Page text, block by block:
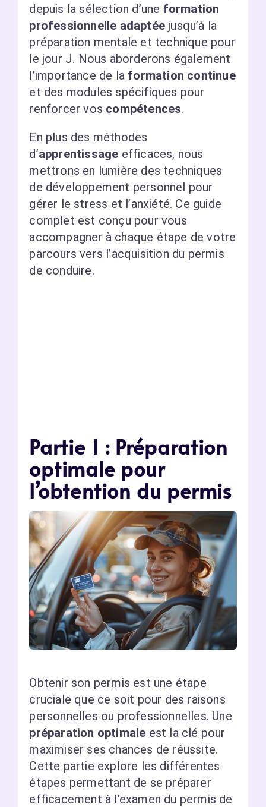
depuis la sélection d’une formation
professionnelle adaptée jusqu’à la
préparation mentale et technique pour
le jour J. Nous aborderons également
l’importance de la formation continue
et des modules spécifiques pour
renforcer vos compétences.
En plus des méthodes
d’apprentissage efficaces, nous
mettrons en lumière des techniques
de développement personnel pour
gérer le stress et l’anxiété. Ce guide
complet est conçu pour vous
accompagner à chaque étape de votre
parcours vers l’acquisition du permis
de conduire.
Partie 1 : Préparation
optimale pour
l’obtention du permis
Obtenir son permis est une étape
cruciale que ce soit pour des raisons
personnelles ou professionnelles. Une
préparation optimale est la clé pour
maximiser ses chances de réussite.
Cette partie explore les différentes
étapes permettant de se préparer
efficacement à l’examen du permis de